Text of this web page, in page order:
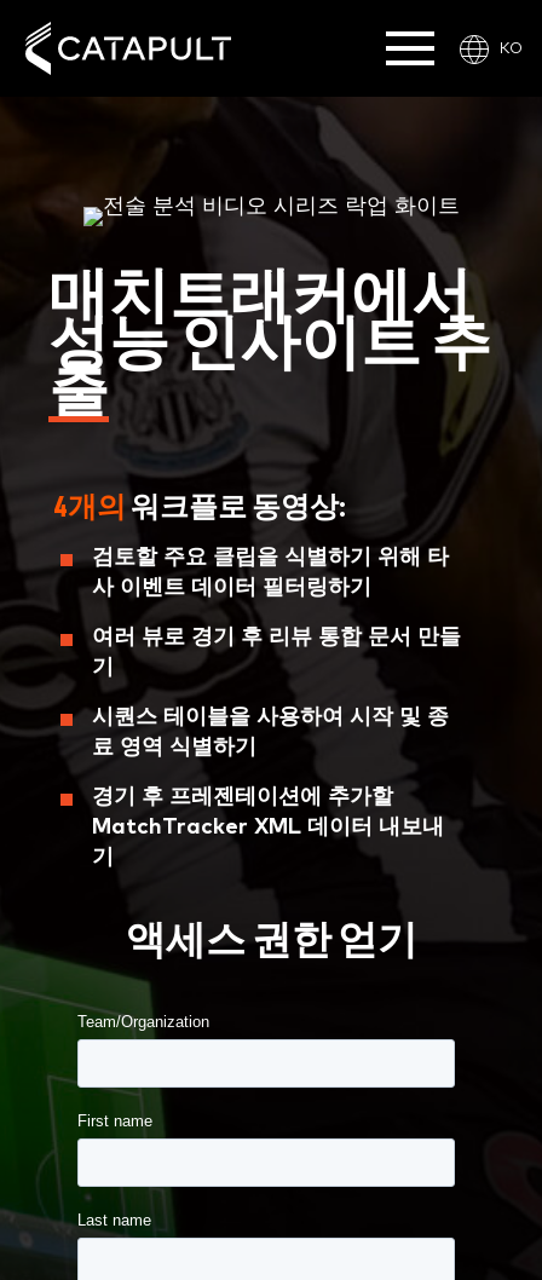
KO
매치트래커에서
성능 인사이트 추
출
4개의 워크플로 동영상:
검토할 주요 클립을 식별하기 위해 타
사 이벤트 데이터 필터링하기
여러 뷰로 경기 후 리뷰 통합 문서 만들
기
시퀀스 테이블을 사용하여 시작 및 종
료 영역 식별하기
경기 후 프레젠테이션에 추가할
MatchTracker XML 데이터 내보내
기
액세스 권한 얻기